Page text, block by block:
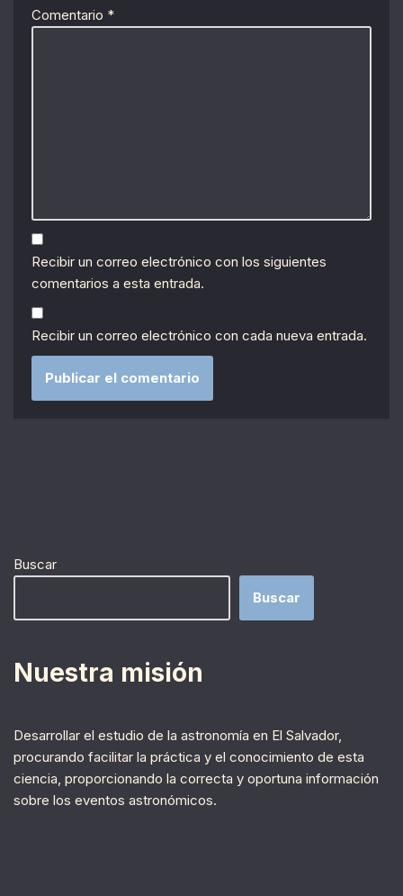
Comentario *
Recibir un correo electrónico con los siguientes
comentarios a esta entrada.
Recibir un correo electrónico con cada nueva entrada.
Buscar
Buscar
Nuestra misión
Desarrollar el estudio de la astronomía en El Salvador,
procurando facilitar la práctica y el conocimiento de esta
ciencia, proporcionando la correcta y oportuna información
sobre los eventos astronómicos.